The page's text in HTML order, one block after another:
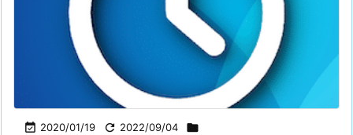
 2020/01/19  2022/09/04 